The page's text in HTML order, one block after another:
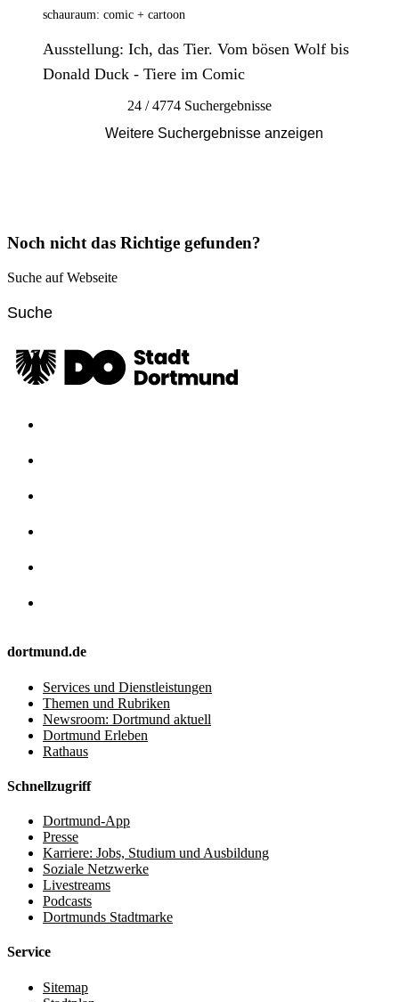
schauraum: comic + cartoon
Ausstellung: Ich, das Tier. Vom bösen Wolf bis
Donald Duck - Tiere im Comic
24 / 4774 Suchergebnisse
Weitere Suchergebnisse anzeigen
Noch nicht das Richtige gefunden?
Suche auf Webseite
dortmund.de
Services und Dienstleistungen
Themen und Rubriken
Newsroom: Dortmund aktuell
Dortmund Erleben
Rathaus
Schnellzugriff
Dortmund-App
Presse
Karriere: Jobs, Studium und Ausbildung
Soziale Netzwerke
Livestreams
Podcasts
Dortmunds Stadtmarke
Service
Sitemap